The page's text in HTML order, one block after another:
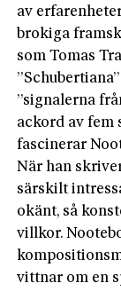
av
brokiga
som Tomas
”signalerna
ackord av fem
fascinerar
När han
särskilt
okänt, så
villkor.
vittnar om en